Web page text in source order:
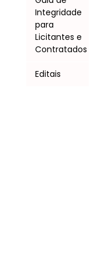
Integridade
para
Licitantes e
Contratados
Editais